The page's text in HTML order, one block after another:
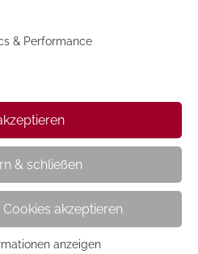
& Performance
& schließen
akzeptieren
anzeigen